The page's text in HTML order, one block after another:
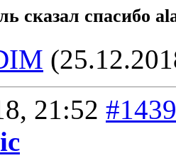
сказал cпасибо
21:52 #1439